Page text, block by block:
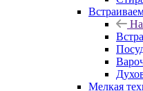
Мелкая